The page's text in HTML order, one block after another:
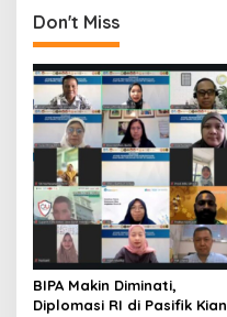
n
a
v
i
g
a
t
i
o
n
Don't Miss
BIPA Makin Diminati,
Diplomasi RI di Pasifik Kian